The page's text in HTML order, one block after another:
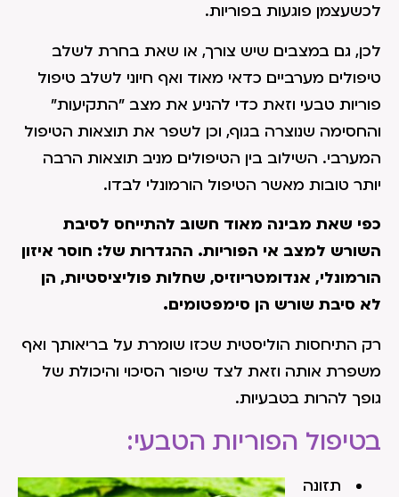
לכשעצמן פוגעות בפוריות.
לכן, גם במצבים שיש צורך, או שאת בחרת לשלב
טיפולים מערביים כדאי מאוד ואף חיוני לשלב טיפול
פוריות טבעי וזאת כדי להניע את מצב "התקיעות"
והחסימה שנוצרה בגוף, וכן לשפר את תוצאות הטיפול
המערבי. השילוב בין הטיפולים מניב תוצאות הרבה
יותר טובות מאשר הטיפול הורמונלי לבדו.
כפי שאת מבינה מאוד חשוב להתייחס לסיבת
השורש למצב אי הפוריות. ההגדרות של: חוסר איזון
הורמונלי, אנדומטריוזיס, שחלות פוליציסטיות, הן
לא סיבת שורש הן סימפטומים.
רק התיחסות הוליסטית שכזו שומרת על בריאותך ואף
משפרת אותה וזאת לצד שיפור הסיכוי והיכולת של
גופך להרות בטבעיות.
בטיפול הפוריות הטבעי:
תזונה